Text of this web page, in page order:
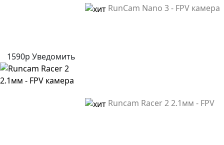
RunCam Nano 3 - FPV камера
1590р Уведомить
Runcam Racer 2 2.1мм - FPV